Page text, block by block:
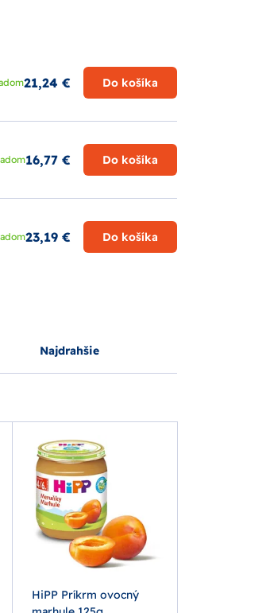
21,24 € Do košíka
16,77 € Do košíka
23,19 € Do košíka
Najdrahšie
HiPP Príkrm ovocný